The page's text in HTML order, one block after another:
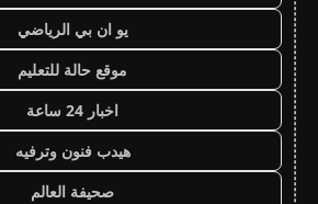
يو ان بي الرياضي
موقع حالة للتعليم
اخبار 24 ساعة
هيدب فنون وترفيه
صحيفة العالم